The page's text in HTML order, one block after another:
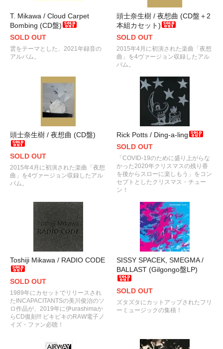
T. Mikawa / Cloud Carpet
Bombing (CD盤)
SOLD OUT
雲をテーマとした、2021年録音の
アルバム。
頭士奈生樹 / 夜想曲 (CD盤＋2
本組カセット)
SOLD OUT
2015年4月に初演された楽曲「夜想
曲」を4ヴァージョン収録したアル
バム。
頭士奈生樹 / 夜想曲 (CD盤)
SOLD OUT
2015年4月に初演された楽曲「夜想
曲」を4ヴァージョン収録したアル
バム。
Rick Potts / Ding-a-ling
SOLD OUT
「COVID-19のために盛り上がらな
かった2020年クリスマスの残り香
を後からスローに楽しもう」をコン
セプトとしたクリスマス・チュー
ン！
Toshiji Mikawa / RADIO CODE
SOLD OUT
1989年にカセットでリリースされ
たINCAPACITANTSの美川俊治のソ
ロ作品が、2019年に伊urashimaか
らCD復刻!!! ビキビキのRAW電子ノ
イズ・ファン必聴！
SISSY SPACEK, SMEGMA /
BALLAST (Gilgongo盤LP)
SOLD OUT
ズタズタにカットアップされたフリ
ーミュージックの集積！